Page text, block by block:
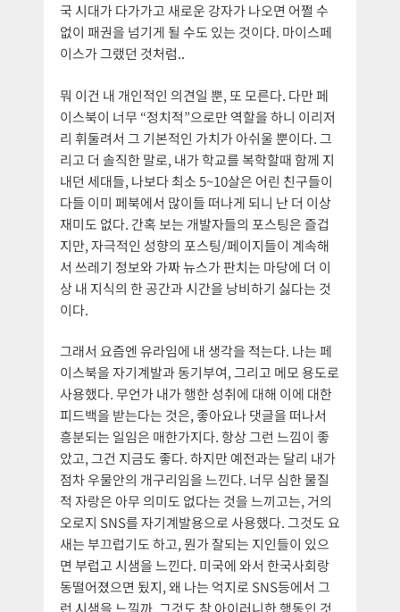
국 시대가 다가가고 새로운 강자가 나오면 어쩔 수
없이 패권을 넘기게 될 수도 있는 것이다. 마이스페
이스가 그랬던 것처럼..
뭐 이건 내 개인적인 의견일 뿐, 또 모른다. 다만 페
이스북이 너무 “정치적”으로만 역할을 하니 이리저
리 휘둘려서 그 기본적인 가치가 아쉬울 뿐이다. 그
리고 더 솔직한 말로, 내가 학교를 복학할때 함께 지
내던 세대들, 나보다 최소 5~10살은 어린 친구들이
다들 이미 페북에서 많이들 떠나게 되니 난 더 이상
재미도 없다. 간혹 보는 개발자들의 포스팅은 즐겁
지만, 자극적인 성향의 포스팅/페이지들이 계속해
서 쓰레기 정보와 가짜 뉴스가 판치는 마당에 더 이
상 내 지식의 한 공간과 시간을 낭비하기 싫다는 것
이다.
그래서 요즘엔 유라임에 내 생각을 적는다. 나는 페
이스북을 자기계발과 동기부여, 그리고 메모 용도로
사용했다. 무언가 내가 행한 성취에 대해 이에 대한
피드백을 받는다는 것은, 좋아요나 댓글을 떠나서
흥분되는 일임은 매한가지다. 항상 그런 느낌이 좋
았고, 그건 지금도 좋다. 하지만 예전과는 달리 내가
점차 우물안의 개구리임을 느낀다. 너무 심한 물질
적 자랑은 아무 의미도 없다는 것을 느끼고는, 거의
오로지 SNS를 자기계발용으로 사용했다. 그것도 요
새는 부끄럽기도 하고, 뭔가 잘되는 지인들이 있으
면 부럽고 시샘을 느낀다. 미국에 와서 한국사회랑
동떨어졌으면 됬지, 왜 나는 억지로 SNS등에서 그
런 시샘을 느낄까. 그것도 참 아이러니한 행동인 것